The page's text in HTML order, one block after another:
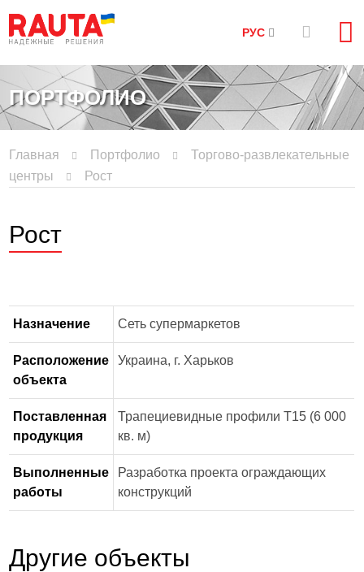
РУС
ПОРТФОЛИО
Главная Портфолио
Торгово-развлекательные
центры
Рост
Рост
Назначение Сеть супермаркетов
Расположение
объекта
Украина, г. Харьков
Поставленная
продукция
Трапециевидные профили Т15 (6 000
кв. м)
Выполненные
работы
Разработка проекта ограждающих
конструкций
Другие объекты